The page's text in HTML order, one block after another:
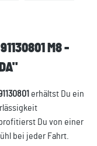
M8 -
erhältst Du ein
Du von einer
bei jeder Fahrt.